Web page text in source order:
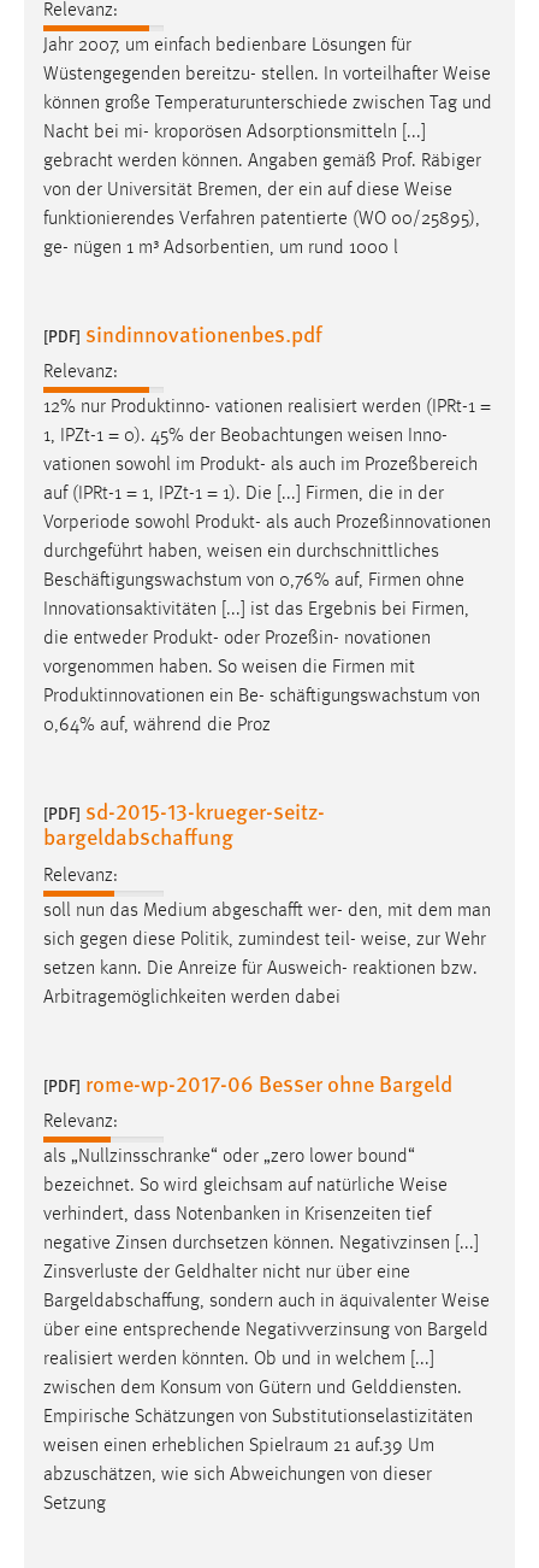
Relevanz:
Jahr 2007, um einfach bedienbare Lösungen für
Wüstengegenden bereitzu- stellen. In vorteilhafter Weise
können große Temperaturunterschiede zwischen Tag und
Nacht bei mi- kroporösen Adsorptionsmitteln [...]
gebracht werden können. Angaben gemäß Prof. Räbiger
von der Universität Bremen, der ein auf diese Weise
funktionierendes Verfahren patentierte (WO 00/25895),
ge- nügen 1 m³ Adsorbentien, um rund 1000 l
[PDF] sindinnovationenbes.pdf
Relevanz:
12% nur Produktinno- vationen realisiert werden (IPRt-1 =
1, IPZt-1 = 0). 45% der Beobachtungen weisen Inno-
vationen sowohl im Produkt- als auch im Prozeßbereich
auf (IPRt-1 = 1, IPZt-1 = 1). Die [...] Firmen, die in der
Vorperiode sowohl Produkt- als auch Prozeßinnovationen
durchgeführt haben, weisen ein durchschnittliches
Beschäftigungswachstum von 0,76% auf, Firmen ohne
Innovationsaktivitäten [...] ist das Ergebnis bei Firmen,
die entweder Produkt- oder Prozeßin- novationen
vorgenommen haben. So weisen die Firmen mit
Produktinnovationen ein Be- schäftigungswachstum von
0,64% auf, während die Proz
[PDF] sd-2015-13-krueger-seitz-
bargeldabschaffung
Relevanz:
soll nun das Medium abgeschafft wer- den, mit dem man
sich gegen diese Politik, zumindest teil- weise, zur Wehr
setzen kann. Die Anreize für Ausweich- reaktionen bzw.
Arbitragemöglichkeiten werden dabei
[PDF] rome-wp-2017-06 Besser ohne Bargeld
Relevanz:
als „Nullzinsschranke“ oder „zero lower bound“
bezeichnet. So wird gleichsam auf natürliche Weise
verhindert, dass Notenbanken in Krisenzeiten tief
negative Zinsen durchsetzen können. Negativzinsen [...]
Zinsverluste der Geldhalter nicht nur über eine
Bargeldabschaffung, sondern auch in äquivalenter Weise
über eine entsprechende Negativverzinsung von Bargeld
realisiert werden könnten. Ob und in welchem [...]
zwischen dem Konsum von Gütern und Gelddiensten.
Empirische Schätzungen von Substitutionselastizitäten
weisen einen erheblichen Spielraum 21 auf.39 Um
abzuschätzen, wie sich Abweichungen von dieser
Setzung
einloggen zu können.
Cookie Laufzeit:
24 Stunden
STATISTIK
Statistik Cookies erfassen Informationen anonym.
Diese Informationen helfen uns zu verstehen, wie
Matomo
Name:
_pk_ref, _pk_cvar, _pk_id, _pk_ses
Zweck:
Zugriffsstatistik
Cookie Laufzeit:
Max. 13 Monate
MARKETING
Marketing Cookies werden von Drittanbietern
verwendet, um personalisierte Werbung anzuzeigen.
Google Ads
Name:
_gcl_au
Anbieter:
Cookie Laufzeit:
3 Monate
Facebook Pixel
Name:
_fbp
Anbieter:
Facebook
Zweck:
Conversion-Tracking
Cookie Laufzeit:
3 Monate